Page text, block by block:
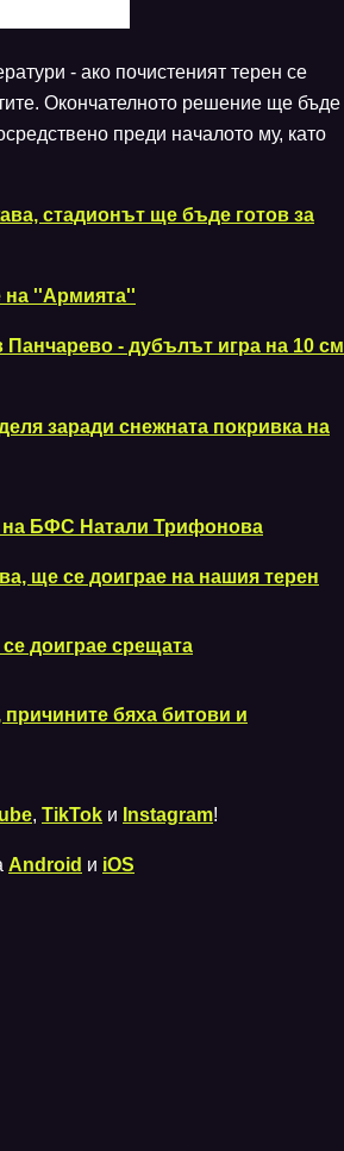
- ако почистеният терен се
Окончателното решение ще бъде
преди началото му, като
стадионът ще бъде готов за
на ''Армията''
- дубълът игра на 10 см
заради снежната покривка на
на БФС Натали Трифонова
ще се доиграе на нашия терен
доиграе срещата
бяха битови и
, TikTok и Instagram!
Android и iOS